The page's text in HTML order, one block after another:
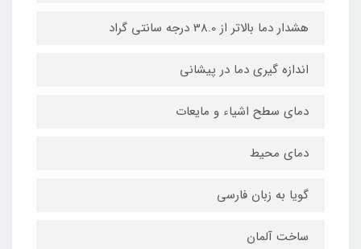
هشدار دما بالاتر از 38.0 درجه سانتی گراد
اندازه گیری دما در پیشانی
دمای سطح اشیاء و مایعات
دمای محیط
گویا به زبان فارسی
ساخت آلمان